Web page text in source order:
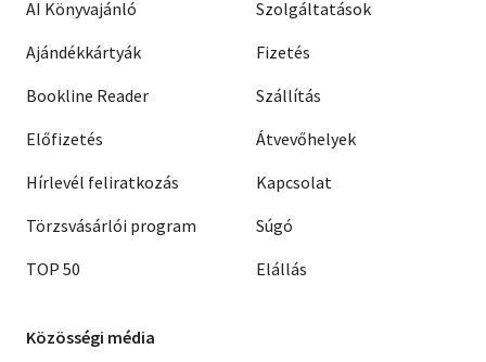
AI Könyvajánló
Ajándékkártyák
Bookline Reader
Előfizetés
Hírlevél feliratkozás
Törzsvásárlói program
TOP 50
Szolgáltatások
Fizetés
Szállítás
Átvevőhelyek
Kapcsolat
Súgó
Elállás
Közösségi média